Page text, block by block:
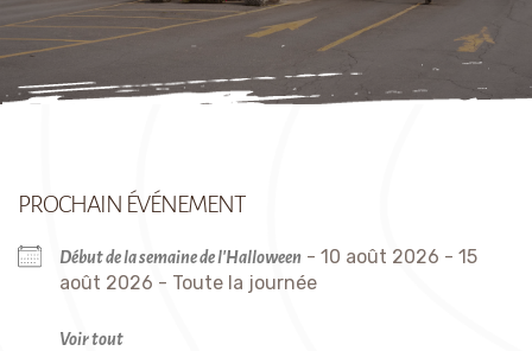
PROCHAIN ÉVÉNEMENT
Début de la semaine de l'Halloween - 10 août 2026 - 15
août 2026 - Toute la journée
Voir tout